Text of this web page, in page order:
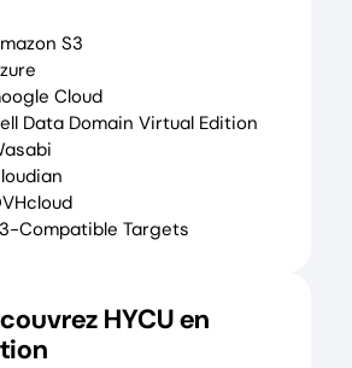
S3
Cloud
Data Domain Virtual Edition
Compatible Targets
HYCU en